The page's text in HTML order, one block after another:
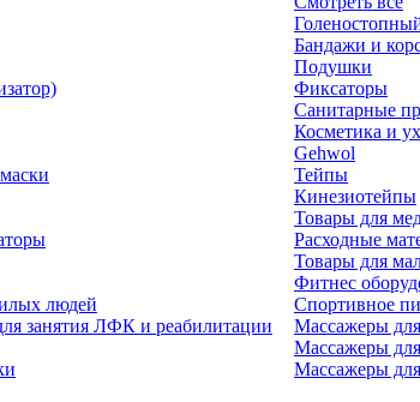
Бандажи и
Подушки
людей
Фиксаторы
Санитарные
Косметика и
Gehwol
Тейпы
Кинезиотейпы
Товары для
Расходные
Товары для
Фитнес
Спортивное
занятия ЛФК и реабилитации
Массажеры
Массажеры
Массажеры